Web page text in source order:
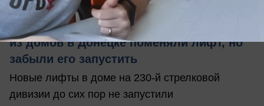
Обращение в редакцию
Три месяца без лифта: жителям одного
из домов в Донецке поменяли лифт, но
забыли его запустить
Новые лифты в доме на 230-й стрелковой
дивизии до сих пор не запустили